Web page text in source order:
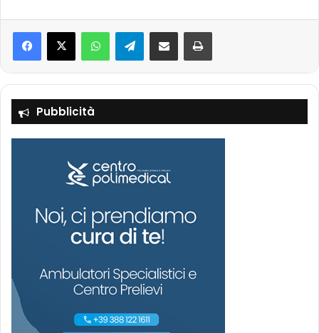
Telegram
Pubblicità